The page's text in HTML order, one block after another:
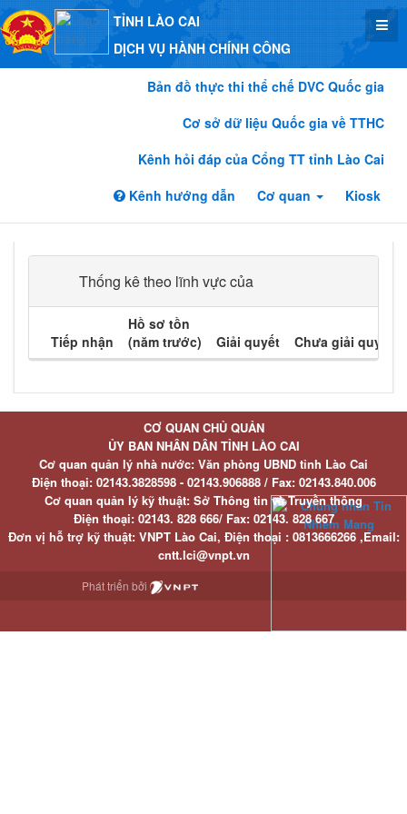
TỈNH LÀO CAI
DỊCH VỤ HÀNH CHÍNH CÔNG
Bản đồ thực thi thể chế DVC Quốc gia
Cơ sở dữ liệu Quốc gia về TTHC
Kênh hỏi đáp của Cổng TT tỉnh Lào Cai
Kênh hướng dẫn
Cơ quan Kiosk
Thống kê theo lĩnh vực của
Tiếp nhận
Hồ sơ tồn
(năm trước)
Giải quyết Chưa giải quyết
CƠ QUAN CHỦ QUẢN
ỦY BAN NHÂN DÂN TỈNH LÀO CAI
Cơ quan quản lý nhà nước: Văn phòng UBND tỉnh Lào Cai
Điện thoại:02143.3828598 - 02143.906888 / Fax:02143.840.006
Cơ quan quản lý kỹ thuật: Sở Thông tin và Truyền thông
Điện thoại:02143. 828 666/ Fax:02143. 828 667
Đơn vị hỗ trợ kỹ thuật: VNPT Lào Cai, Điện thoại : 0813666266 ,Email:
cntt.lci@vnpt.vn
Phát triển bởi